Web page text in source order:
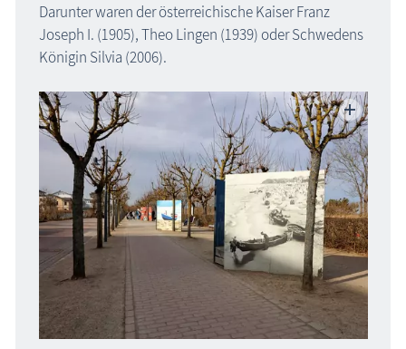
Darunter waren der österreichische Kaiser Franz
Joseph I. (1905), Theo Lingen (1939) oder Schwedens
Königin Silvia (2006).